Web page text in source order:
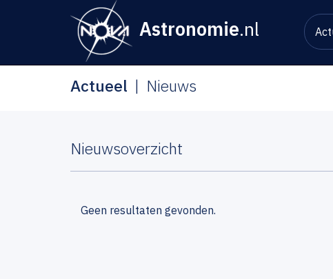
Astronomie.nl
Actueel Nieuws
Nieuwsoverzicht
Geen resultaten gevonden.